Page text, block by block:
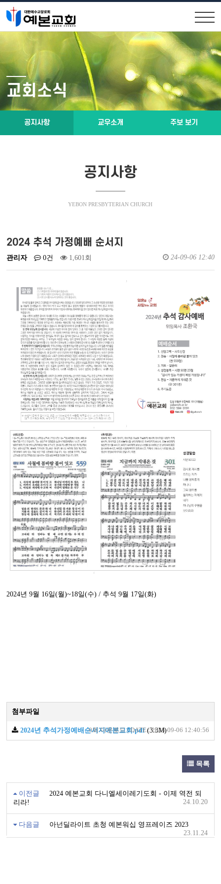
교회안내
원로목사인사
위임목사소개
교회연혁
제직구성
교회소식
공지사항
교우소식
행사앨범
회원가입 로그인
교회소식
공지사항 교우소개 주보 보기
공지사항
YEBON PRESBYTERIAN CHURCH
2024 추석 가정예배 순서지
관리자 0건 1,601회 24-09-06 12:40
2024년 9월 16일(월)~18일(수) / 추석 9월 17일(화)
첨부파일
2024년 추석가정예배순서지예본교회.pdf(3.3M)
0회 다운로드 | DATE : 2024-09-06 12:40:56
목록
이전글
2024 예본교회 다니엘세이레기도회 - 이제 역전 되
리라!
24.10.20
다음글
아넌딜라이트 초청 예본워십 영프레이즈 2023
23.11.24